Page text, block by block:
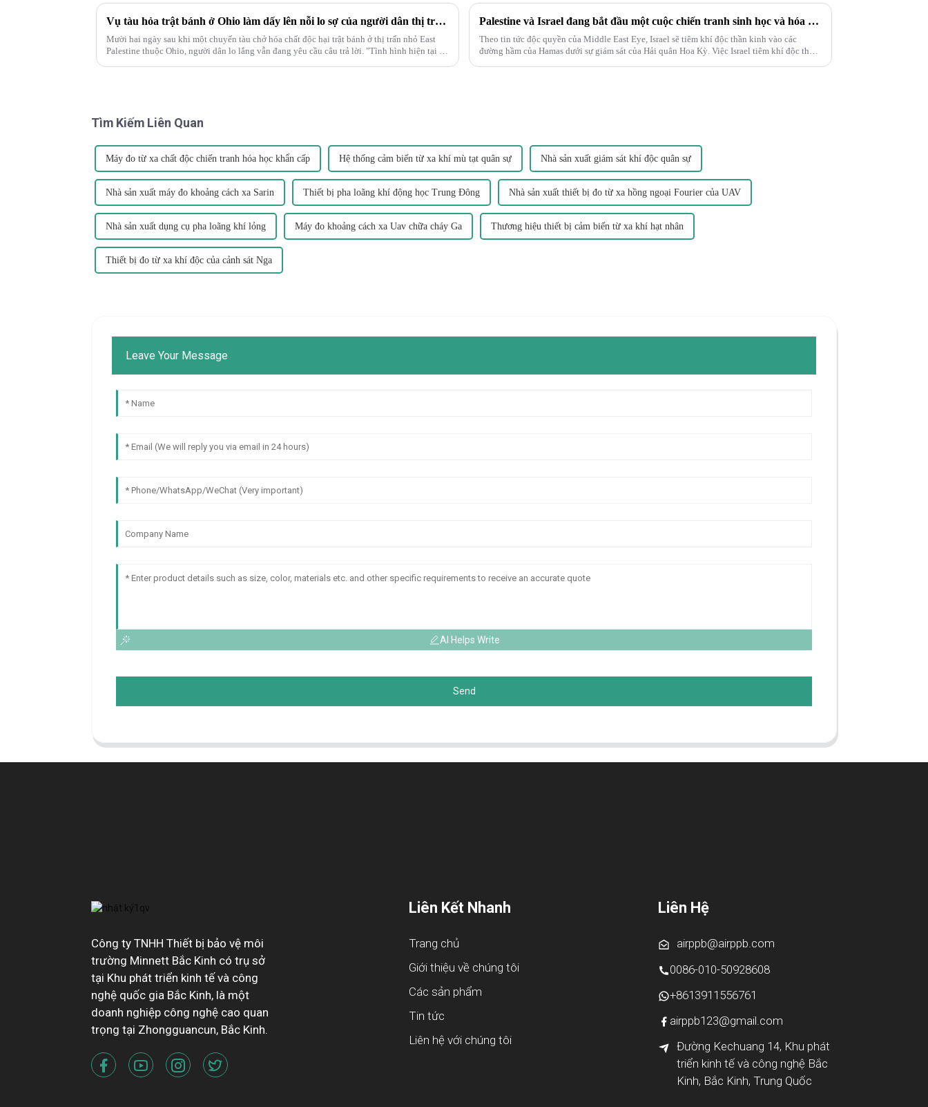
Vụ tàu hỏa trật bánh ở Ohio làm dấy lên nỗi lo sợ của người dân thị trấn nhỏ về chất độc hại.
Mười hai ngày sau khi một chuyến tàu chở hóa chất độc hại trật bánh ở thị trấn nhỏ East
Palestine thuộc Ohio, người dân lo lắng vẫn đang yêu cầu câu trả lời. "Tình hình hiện tại rất
Palestine và Israel đang bắt đầu một cuộc chiến tranh sinh học và hóa học. Lực lượng Delta xuất hiện và tiêm khí độc vào các đường hầm ngầm ở Gaza!
Theo tin tức độc quyền của Middle East Eye, Israel sẽ tiêm khí độc thần kinh vào các
đường hầm của Hamas dưới sự giám sát của Hải quân Hoa Kỳ. Việc Israel tiêm khí độc thần
Tìm Kiếm Liên Quan
Máy đo từ xa chất độc chiến tranh hóa học khẩn cấp Hệ thống cảm biến từ xa khí mù tạt quân sự Nhà sản xuất giám sát khí độc quân sự
Nhà sản xuất máy đo khoảng cách xa Sarin Thiết bị pha loãng khí động học Trung Đông Nhà sản xuất thiết bị đo từ xa hồng ngoại Fourier của UAV
Nhà sản xuất dụng cụ pha loãng khí lỏng Máy đo khoảng cách xa Uav chữa cháy Ga Thương hiệu thiết bị cảm biến từ xa khí hạt nhân
Thiết bị đo từ xa khí độc của cảnh sát Nga
Leave Your Message
AI Helps Write
Send
Công ty TNHH Thiết bị bảo vệ môi
trường Minnett Bắc Kinh có trụ sở
tại Khu phát triển kinh tế và công
nghệ quốc gia Bắc Kinh, là một
doanh nghiệp công nghệ cao quan
trọng tại Zhongguancun, Bắc Kinh.
Liên Kết Nhanh
Trang chủ
Giới thiệu về chúng tôi
Các sản phẩm
Tin tức
Liên hệ với chúng tôi
Liên Hệ
airppb@airppb.com
0086-010-50928608
+8613911556761
airppb123@gmail.com
Đường Kechuang 14, Khu phát
triển kinh tế và công nghệ Bắc
Kinh, Bắc Kinh, Trung Quốc